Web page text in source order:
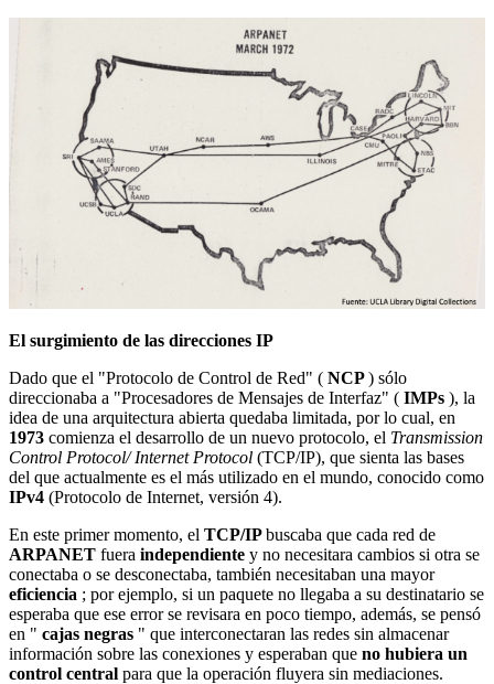
El surgimiento de las direcciones IP
Dado que el "Protocolo de Control de Red" ( NCP) sólo
direccionaba a "Procesadores de Mensajes de Interfaz" ( IMPs ), la
idea de una arquitectura abierta quedaba limitada, por lo cual, en
1973 comienza el desarrollo de un nuevo protocolo, el Transmission
Control Protocol/ Internet Protocol (TCP/IP), que sienta las bases
del que actualmente es el más utilizado en el mundo, conocido como
IPv4 (Protocolo de Internet, versión 4).
En este primer momento, el TCP/IPbuscaba que cada red de
ARPANET fuera independiente y no necesitara cambios si otra se
conectaba o se desconectaba, también necesitaban una mayor
eficiencia ; por ejemplo, si un paquete no llegaba a su destinatario se
esperaba que ese error se revisara en poco tiempo, además, se pensó
en " cajas negras " que interconectaran las redes sin almacenar
información sobre las conexiones y esperaban que no hubiera un
control central para que la operación fluyera sin mediaciones.